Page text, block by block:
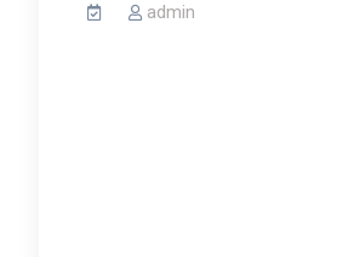
admin